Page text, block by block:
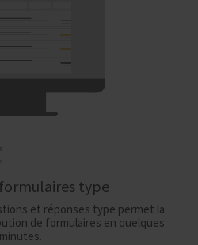
type
et réponses type permet la
de formulaires en quelques
minutes.